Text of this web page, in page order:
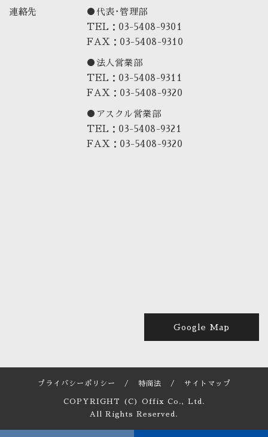
連絡先
●代表･管理部
TEL：03-5408-9301
FAX：03-5408-9310
●法人営業部
TEL：03-5408-9311
FAX：03-5408-9320
●アスクル営業部
TEL：03-5408-9321
FAX：03-5408-9320
Google Map
プライバシーポリシー / 特商法 / サイトマップ
COPYRIGHT (C) Offix Co., Ltd.
All Rights Reserved.